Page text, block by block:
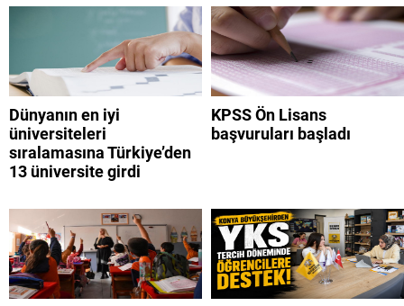
Dünyanın en iyi
üniversiteleri
sıralamasına Türkiye’den
13 üniversite girdi
KPSS Ön Lisans
başvuruları başladı